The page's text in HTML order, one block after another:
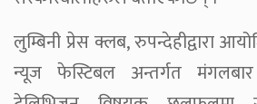
लुम्बिनी प्रेस क्लब, रुपन्देहीद्वारा
न्यूज फेस्टिबल अन्तर्गत